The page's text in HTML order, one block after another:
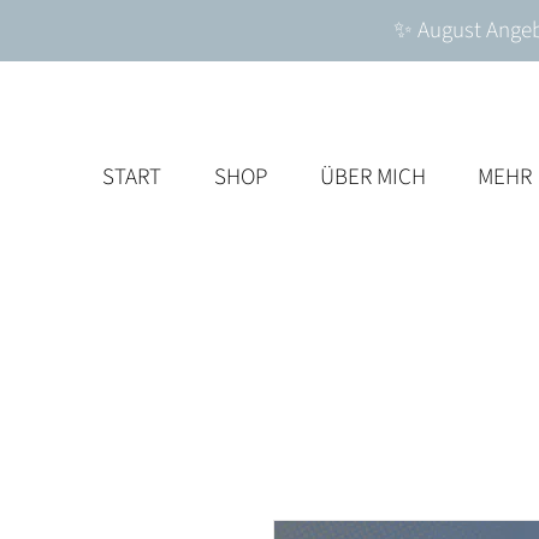
✨ August
START SHOP ÜBER MICH MEHR